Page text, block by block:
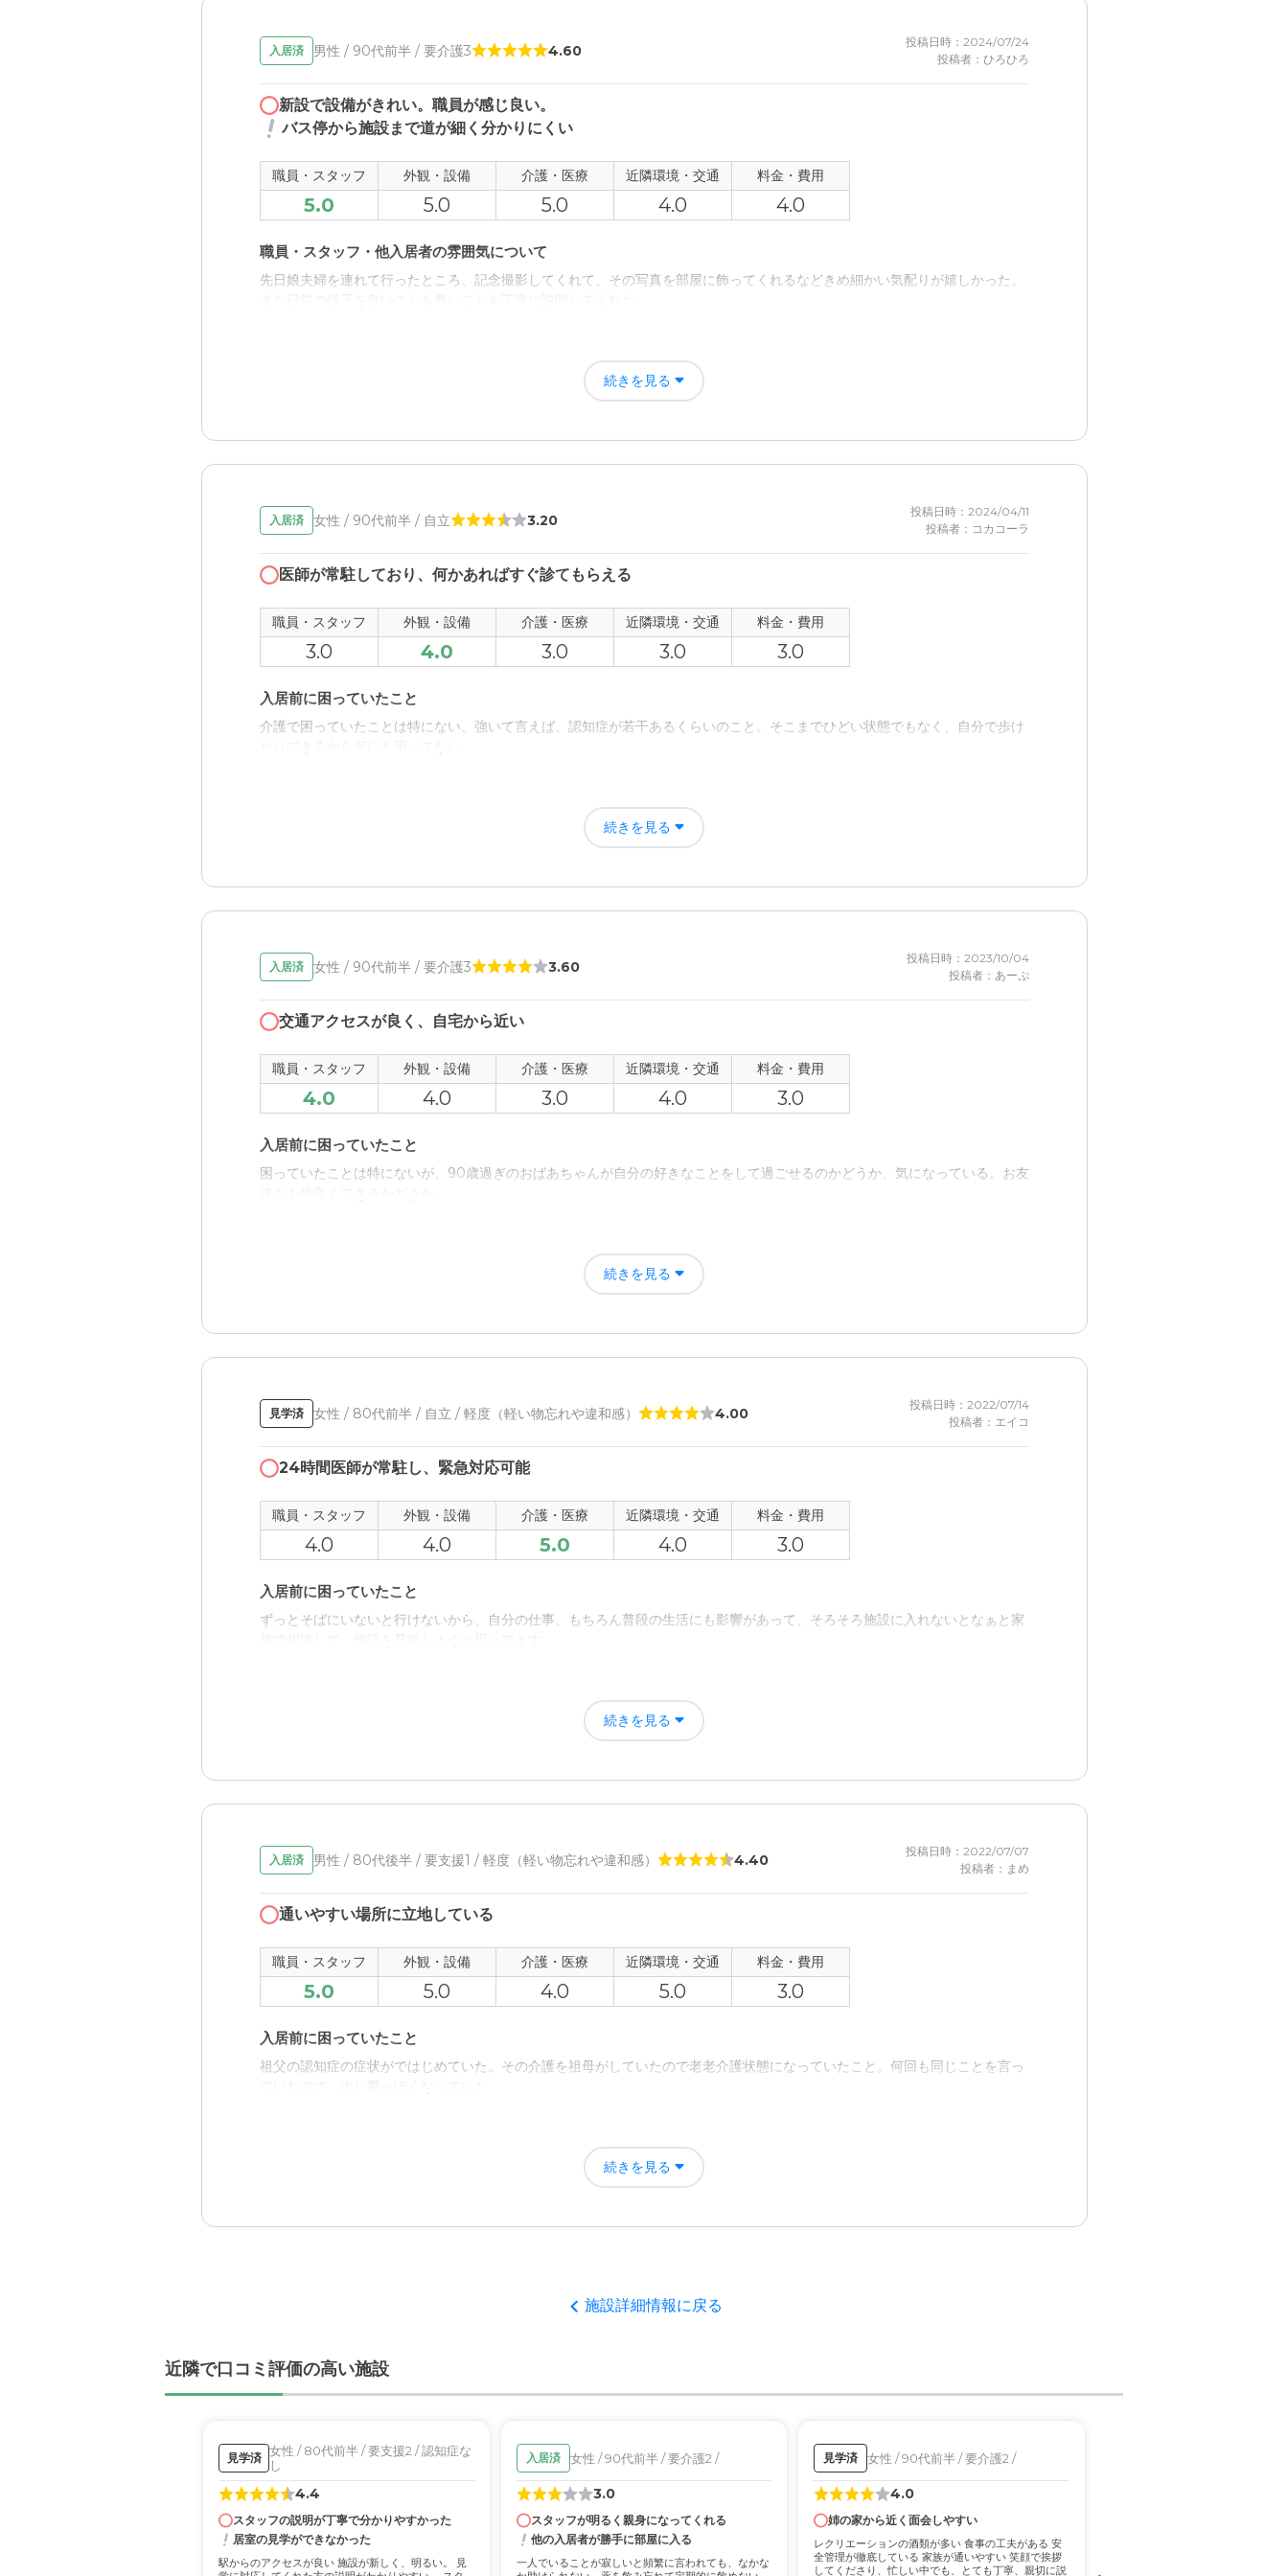
入居済 男性 / 90代前半 / 要介護3 4.60
投稿日時：2024/07/24
投稿者：ひろひろ
新設で設備がきれい。職員が感じ良い。
バス停から施設まで道が細く分かりにくい
職員・スタッフ 外観・設備 介護・医療 近隣環境・交通 料金・費用
5.0 5.0 5.0 4.0 4.0
職員・スタッフ・他入居者の雰囲気について
先日娘夫婦を連れて行ったところ、記念撮影してくれて、その写真を部屋に飾ってくれるなどきめ細かい気配りが嬉しかった。
バス停からやや細い道をあるくところ。また車で行くにしても一方通行のため、近くまできても入り方が難しい点。内部や運営
続きを見る
入居済 女性 / 90代前半 / 自立 3.20
投稿日時：2024/04/11
投稿者：コカコーラ
医師が常駐しており、何かあればすぐ診てもらえる
職員・スタッフ 外観・設備 介護・医療 近隣環境・交通 料金・費用
3.0 4.0 3.0 3.0 3.0
入居前に困っていたこと
介護で困っていたことは特にない。強いて言えば、認知症が若干あるくらいのこと。そこまでひどい状態でもなく、自分で歩け
スタッフさんが親身になってケアしてくれるからだと思います。でもまだ大変なこともあるからしっかりサポートしていきたい
小金井パーク・ヴィラの評価
施設は綺麗だから。住人に寄り添ってくれるところが良いと思う。個室も清潔で綺麗だと思う。
職員・スタッフ・他入居者の雰囲気について
外観・内装・居室・設備について
住居は広くも狭くもなく、ちょうどいいと思う。モノがたくさん置けるから収納もあって良い。
介護医療サービスについて
医師が常駐してくれているので、なにかあったときにはすぐ診てくれるから良いと思う。
料金については正直よくわからない。相場がわからないから、妥当なのかどうかわかりません。
続きを見る
入居済 女性 / 90代前半 / 要介護3 3.60
投稿日時：2023/10/04
投稿者：あーぷ
交通アクセスが良く、自宅から近い
職員・スタッフ 外観・設備 介護・医療 近隣環境・交通 料金・費用
4.0 4.0 3.0 4.0 3.0
入居前に困っていたこと
困っていたことは特にないが、90歳過ぎのおばあちゃんが自分の好きなことをして過ごせるのかどうか、気になっている。お友
最初はなかなか輪に入れず孤立していたと言っていたが、徐々にお友達もできておしゃべりしていると聞いて安心した。また、
小金井パーク・ヴィラの評価
まずは、立地の点が良かった。家から近くのでところにあるので、いざとなったら帰れるから。できれば帰させたくはないが。
職員・スタッフ・他入居者の雰囲気について
せん。
外観・内装・居室・設備について
外観も内装もとても綺麗で清潔感があると思います。お部屋もまとまっていて快適に過ごせるのかなと思う。
近隣環境や交通アクセスについて
続きを見る
見学済 女性 / 80代前半 / 自立 / 軽度（軽い物忘れや違和感） 4.00
投稿日時：2022/07/14
投稿者：エイコ
24時間医師が常駐し、緊急対応可能
職員・スタッフ 外観・設備 介護・医療 近隣環境・交通 料金・費用
4.0 4.0 5.0 4.0 3.0
入居前に困っていたこと
ずっとそばにいないと行けないから、自分の仕事、もちろん普段の生活にも影響があって、そろそろ施設に入れないとなぁと家
しばらく自分の時間を持てるようになって、余裕ができて、徐々に元の生活に戻ってるような気がします。
うな施設、なかなか見つけにくいです。
職員・スタッフ・他入居者の雰囲気について
外観・内装・居室・設備について
外観が綺麗で、周りの環境も良い。部屋内だと細かいとこはまです用意されてるから、とても立派だなあ
介護医療サービスについて
家族での介護が限度があって。施設だと充実してるから、安心です。24時間先生が滞在し、なんかあったら、すぐ駆けつけてく
近隣環境や交通アクセスについて
決まってる料金が別途に発生するところがあるので、明白ですが、これ以上普段出来ないかもと思って。
続きを見る
入居済 男性 / 80代後半 / 要支援1 / 軽度（軽い物忘れや違和感） 4.40
投稿日時：2022/07/07
投稿者：まめ
通いやすい場所に立地している
職員・スタッフ 外観・設備 介護・医療 近隣環境・交通 料金・費用
5.0 5.0 4.0 5.0 3.0
入居前に困っていたこと
祖父の認知症の症状がではじめていた。その介護を祖母がしていたので老老介護状態になっていたこと。何回も同じことを言っ
祖母の負担が少しでも減ったように思う。入居前とあとでは、全然大変さが違う。祖母の顔つきが生き生きしてきたように思
う。まだまだ手はかかるけど、入居して良かったと思う
小金井パーク・ヴィラの評価
外観・内装・居室・設備について
介護医療サービスについて
細かいことはわからないけど、十分に行き届いているなと思った。先生方も信頼できそう。
近隣環境や交通アクセスについて
なんと言っても通いやすいのが良いと思う。緊急時にすぐにでも駆けつけられる。また立地も良かった。
続きを見る
施設詳細情報に戻る
近隣で口コミ評価の高い施設
見学済 女性 / 80代前半 / 要支援2 / 認知症な
し
4.4
スタッフの説明が丁寧で分かりやすかった
居室の見学ができなかった
駅からのアクセスが良い 施設が新しく、明るい。 見
入居済 女性 / 90代前半 / 要介護2 /
3.0
スタッフが明るく親身になってくれる
他の入居者が勝手に部屋に入る
一人でいることが寂しいと頻繁に言われても、なかな
見学済 女性 / 90代前半 / 要介護2 /
4.0
姉の家から近く面会しやすい
レクリエーションの酒類が多い 食事の工夫がある 安
全管理が徹底している 家族が通いやすい 笑顔で挨拶
してくださり、忙しい中でも、とても丁寧、親切に説